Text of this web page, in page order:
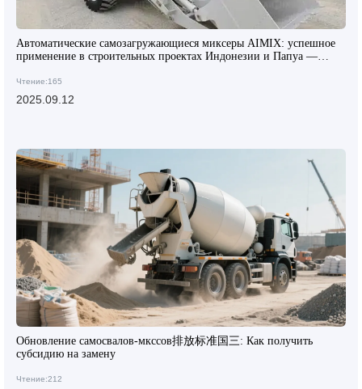
Автоматические самозагружающиеся миксеры AIMIX: успешное
применение в строительных проектах Индонезии и Папуа —
Чтение:165
2025.09.12
Обновление самосвалов-мкссов排放标准国三: Как получить
субсидию на замену
Чтение:212